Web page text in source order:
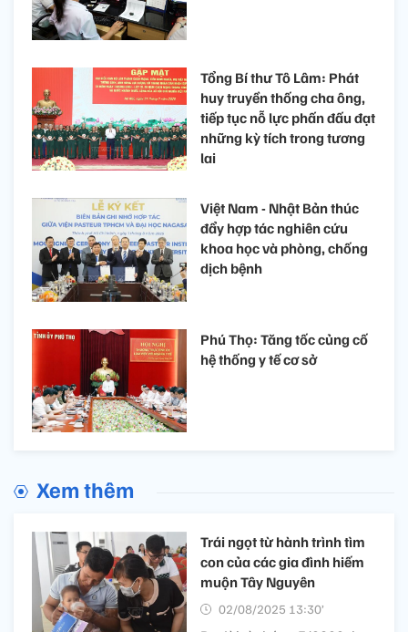
Tổng Bí thư Tô Lâm: Phát
huy truyền thống cha ông,
tiếp tục nỗ lực phấn đấu đạt
những kỳ tích trong tương
lai
Việt Nam - Nhật Bản thúc
đẩy hợp tác nghiên cứu
khoa học và phòng, chống
dịch bệnh​
Phú Thọ: Tăng tốc củng cố
hệ thống y tế cơ sở
Xem thêm
Trái ngọt từ hành trình tìm
con của các gia đình hiếm
muộn Tây Nguyên​
02/08/2025 13:30’